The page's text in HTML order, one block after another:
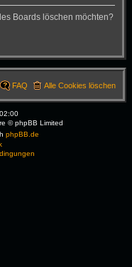
Boards löschen möchten?
Alle Cookies löschen
FAQ
© phpBB Limited
phpBB.de